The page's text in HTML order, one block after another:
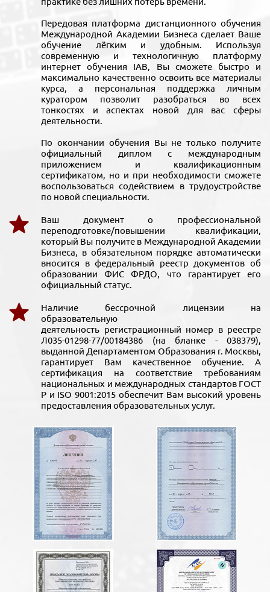
Передовая платформа дистанционного обучения
Международной Академии Бизнеса сделает Ваше
обучение лёгким и удобным. Используя
современную и технологичную платформу
интернет обучения IAB, Вы сможете быстро и
максимально качественно освоить все материалы
курса, а персональная поддержка личным
куратором позволит разобраться во всех
тонкостях и аспектах новой для вас сферы
деятельности.
По окончании обучения Вы не только получите
официальный диплом с международным
приложением и квалификационным
сертификатом, но и при необходимости сможете
воспользоваться содействием в трудоустройстве
по новой специальности.
Ваш документ о профессиональной
переподготовке/повышении квалификации,
который Вы получите в Международной Академии
Бизнеса, в обязательном порядке автоматически
вносится в федеральный реестр документов об
образовании ФИС ФРДО, что гарантирует его
официальный статус.
Наличие бессрочной лицензии на
образовательную
деятельность регистрационный номер в реестре
Л035-01298-77/00184386 (на бланке - 038379),
выданной Департаментом Образования г. Москвы,
гарантирует Вам качественное обучение. А
сертификация на соответствие требованиям
национальных и международных стандартов ГОСТ
Р и ISO 9001:2015 обеспечит Вам высокий уровень
предоставления образовательных услуг.